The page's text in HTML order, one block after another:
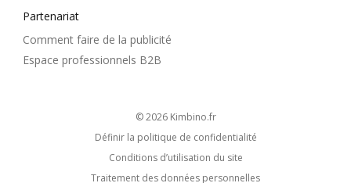
Partenariat
Comment faire de la publicité
Espace professionnels B2B
© 2026 kimbino.fr
Définir la politique de confidentialité
Conditions d’utilisation du site
Traitement des données personnelles